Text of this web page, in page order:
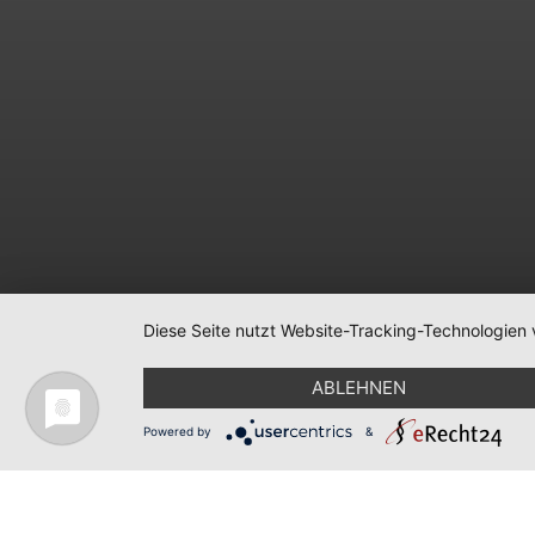
Diese Seite nutzt Website-Tracking-
ABLEHNEN
Powered by &